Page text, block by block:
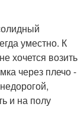
уместно. К
хочется возить
через плечо -
и на полу